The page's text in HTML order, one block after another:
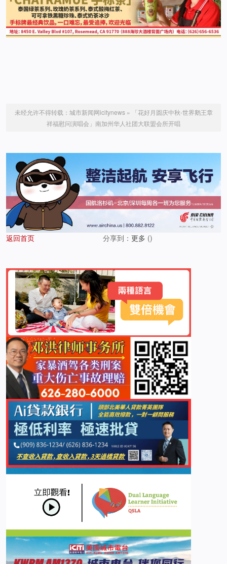
未经允许不得转载： 城市新闻网icitynews»
「花好月圆庆中秋-世界鹅王章
祥福慰问演唱会」南加州华人社团大联盟会所开唱
返回首页 分享到： 更多 ()